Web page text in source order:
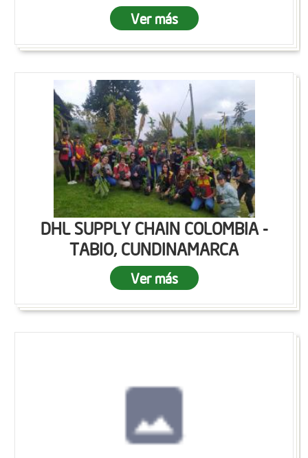
Ver más
DHL SUPPLY CHAIN COLOMBIA -
TABIO, CUNDINAMARCA
Ver más